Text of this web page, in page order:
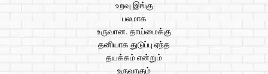
உறவு இங்கு
பலமாக
உருவான. தாய்மைக்கு
தனியாக துடுப்பு ஏந்த
தயக்கம் என்றும்
உருவாகும்